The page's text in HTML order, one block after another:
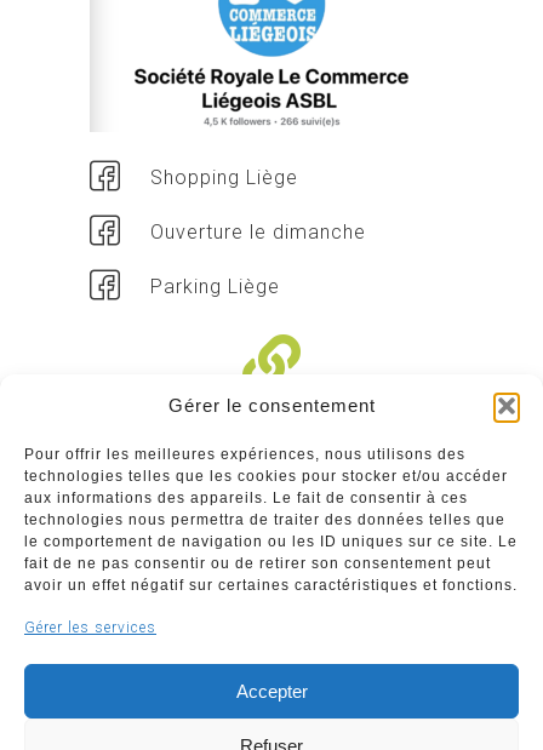
Gérer le consentement
Pour offrir les meilleures expériences, nous utilisons des
technologies telles que les cookies pour stocker et/ou accéder
aux informations des appareils. Le fait de consentir à ces
technologies nous permettra de traiter des données telles que
le comportement de navigation ou les ID uniques sur ce site. Le
fait de ne pas consentir ou de retirer son consentement peut
avoir un effet négatif sur certaines caractéristiques et fonctions.
Gérer les services
Accepter
Refuser
Shopping Liège
Ouverture le dimanche
Parking Liège
Commerçants
Annuaire des commerçants : insérez gratuitement
votre activité dans notre annuaire sur notre site ci-
dessous